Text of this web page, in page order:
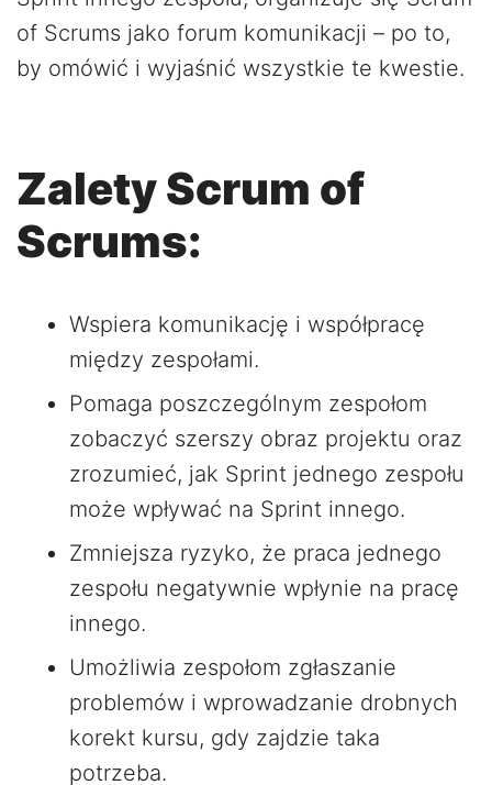
of Scrums jako forum komunikacji – po to,
by omówić i wyjaśnić wszystkie te kwestie.
Zalety Scrum of
Scrums:
Wspiera komunikację i współpracę
między zespołami.
Pomaga poszczególnym zespołom
zobaczyć szerszy obraz projektu oraz
zrozumieć, jak Sprint jednego zespołu
może wpływać na Sprint innego.
Zmniejsza ryzyko, że praca jednego
zespołu negatywnie wpłynie na pracę
innego.
Umożliwia zespołom zgłaszanie
problemów i wprowadzanie drobnych
korekt kursu, gdy zajdzie taka
potrzeba.